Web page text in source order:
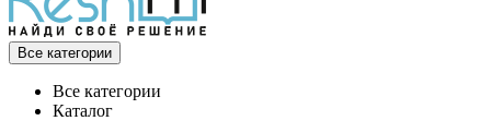
Все категории
Все категории
Каталог